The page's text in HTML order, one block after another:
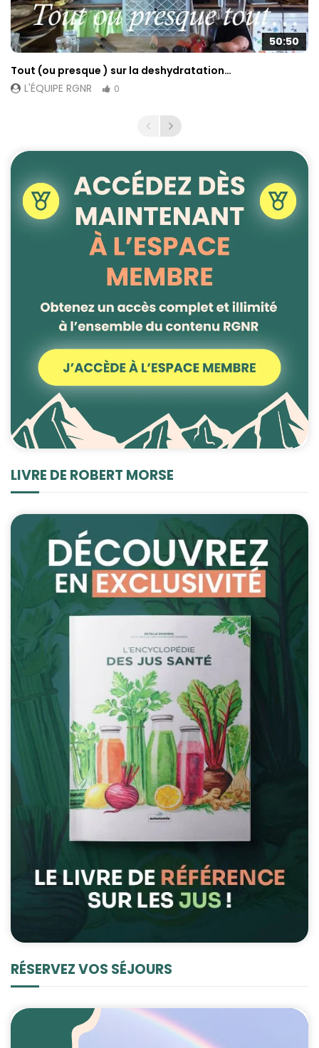
50:50
Tout (ou presque ) sur la deshydratation…
L'ÉQUIPE RGNR
0
LIVRE DE ROBERT MORSE
RÉSERVEZ VOS SÉJOURS